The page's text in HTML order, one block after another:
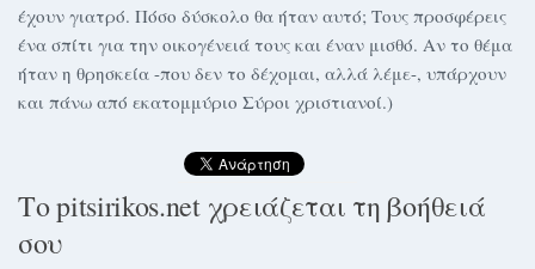
έχουν γιατρό. Πόσο δύσκολο θα ήταν αυτό; Τους προσφέρεις
ένα σπίτι για την οικογένειά τους και έναν μισθό. Αν το θέμα
ήταν η θρησκεία -που δεν το δέχομαι, αλλά λέμε-, υπάρχουν
και πάνω από εκατομμύριο Σύροι χριστιανοί.)
Το pitsirikos.net χρειάζεται τη βοήθειά
σου